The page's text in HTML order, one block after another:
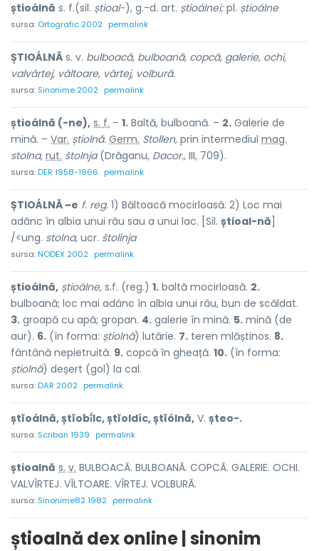
știoálnă s. f.(sil. știoal-), g.-d. art. știoálnei;pl. știoálne
sursa: Ortografic 2002 permalink
ȘTIOÁLNĂ s. v. bulboacă, bulboană, copcă, galerie, ochi,
valvârtej, vâltoare, vârtej, volbură.
sursa: Sinonime 2002 permalink
știoálnă (-ne), s. f. – 1. Baltă, bulboană. – 2. Galerie de
mină. – Var. știolnă. Germ. Stollen, prin intermediul mag.
stolna, rut. štolnja(Drăganu, Dacor., III, 709).
sursa:DER 1958-1966 permalink
ȘTIOÁLNĂ ~e f. reg. 1) Băltoacă mocirloasă. 2) Loc mai
adânc în albia unui râu sau a unui lac. [Sil. știoal-nă
/<ung. stolna, ucr. štolinja
sursa:NODEX 2002 permalink
știoálnă, știoálne, s.f. (reg.) 1. baltă mocirloasă. 2.
bulboană; loc mai adânc în albia unui râu, bun de scăldat.
3. groapă cu apă; gropan. 4. galerie în mină. 5. mină (de
aur). 6. (în forma: știolnă) lutărie. 7. teren mlăștinos. 8.
fântână nepietruită. 9. copcă în gheață. 10. (în forma:
știolnă) deșert (gol) la cal.
sursa:DAR 2002 permalink
ștĭoálnă, ștĭobî́lc, ștĭoldíc, ștĭólnă, V. șteo-.
sursa: Scriban 1939 permalink
știoalnă s. v. BULBOACĂ. BULBOANĂ. COPCĂ. GALERIE. OCHI.
VALVÎRTEJ. VÎLTOARE. VÎRTEJ. VOLBURĂ.
sursa: Sinonime82 1982 permalink
știoalnă dex online | sinonim